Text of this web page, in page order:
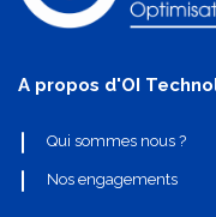
A propos d'OI
Qui sommes nous ?
Nos engagements